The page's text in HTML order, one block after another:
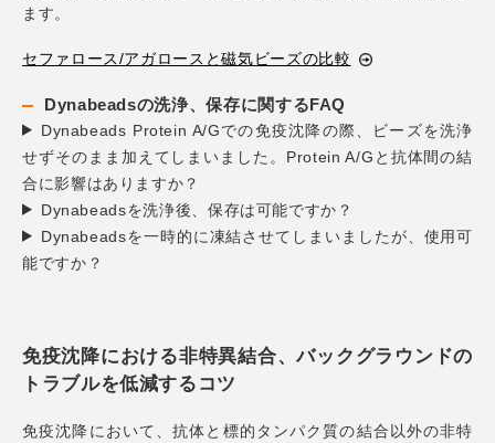
ます。
セファロース/アガロースと磁気ビーズの比較
Dynabeadsの洗浄、保存に関するFAQ
Dynabeads Protein A/Gでの免疫沈降の際、ビーズを洗浄
せずそのまま加えてしまいました。Protein A/Gと抗体間の結
合に影響はありますか？
Dynabeadsを洗浄後、保存は可能ですか？
Dynabeadsを一時的に凍結させてしまいましたが、使用可
能ですか？
免疫沈降における非特異結合、バックグラウンドの
トラブルを低減するコツ
免疫沈降において、抗体と標的タンパク質の結合以外の非特